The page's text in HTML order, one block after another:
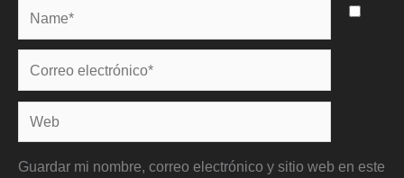
Name*
Correo
electrónico*
Web
Guardar mi nombre, correo electrónico y sitio web en este